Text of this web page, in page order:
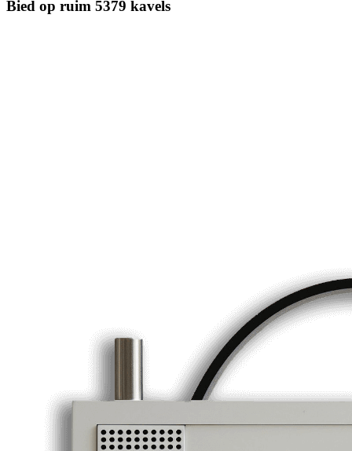
Bied op ruim 5379 kavels